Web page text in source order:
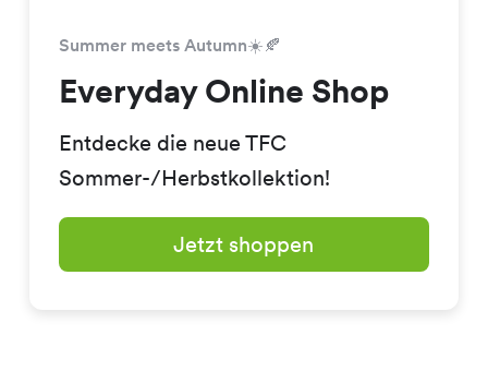
Summer meets Autumn☀️🍂
Everyday Online Shop
Entdecke die neue TFC
Sommer-/Herbstkollektion!
Jetzt shoppen